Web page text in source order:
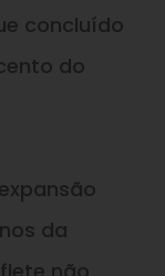
concluído
do
da